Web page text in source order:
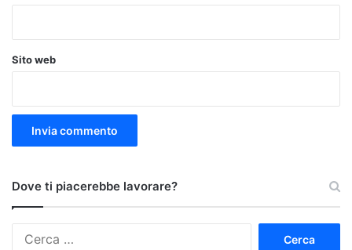
Sito web
Dove ti piacerebbe lavorare?